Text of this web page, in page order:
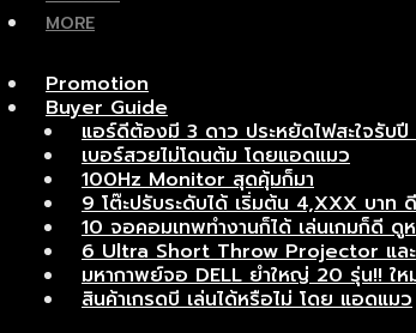
MORE
Promotion
Buyer Guide
แอร์ดีต้องมี 3 ดาว ประหยัดไฟสะใจรับ
เบอร์สวยไม่โดนต้ม โดยแอดแมว
100Hz Monitor สุดคุ้มก็มา
9 โต๊ะปรับระดับได้ เริ่มต้น 4,XXX บาท
10 จอคอมเทพทำงานก็ได้ เล่นเกมก็ดี ดู
6 Ultra Short Throw Projector และ
มหากาพย์จอ DELL ยำใหญ่ 20 รุ่น!! ให
สินค้าเกรดบี เล่นได้หรือไม่ โดย แอดแมว